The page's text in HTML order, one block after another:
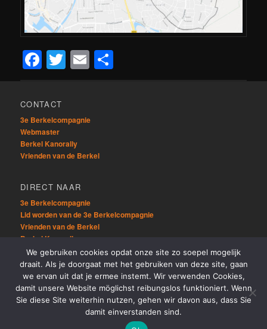
Facebook
Twitter
Email
CONTACT
3e Berkelcompagnie
Webmaster
Berkel Kanorally
Vrienden van de Berkel
DIRECT NAAR
3e Berkelcompagnie
Lid worden van de 3e Berkelcompagnie
Vrienden van de Berkel
Berkel Kanorally
OVERIG
Sitemap
Links
We gebruiken cookies opdat onze site zo soepel mogelijk
draait. Als je doorgaat met het gebruiken van deze site, gaan
we ervan uit dat je ermee instemt. Wir verwenden Cookies,
damit unsere Website möglichst reibungslos funktioniert. Wenn
Sie diese Site weiterhin nutzen, gehen wir davon aus, dass Sie
damit einverstanden sind.